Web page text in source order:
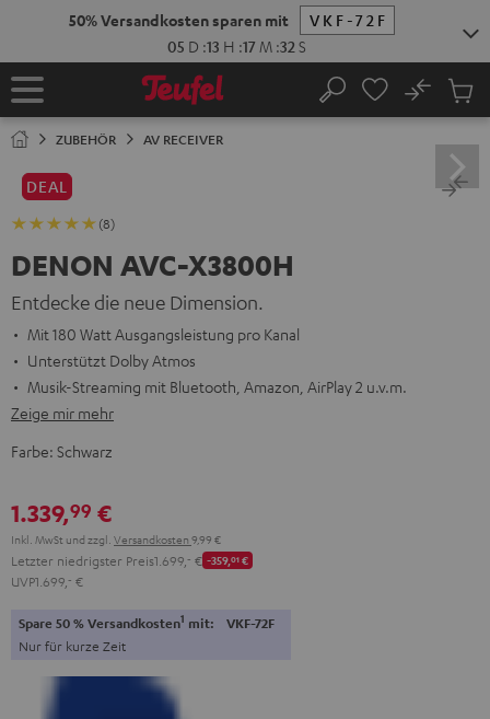
50% Versandkosten sparen mit
Startseite Suche
No
ZUBEHÖR AV RECEIVER
DEAL
(8)
DENON AVC-X3800H
Entdecke die neue Dimension.
Mit 180 Watt Ausgangsleistung pro Kanal
Unterstützt Dolby Atmos
Musik-Streaming mit Bluetooth, Amazon, AirPlay 2 u.v.m.
Zeige mir mehr
Farbe: Schwarz
1.339,99 €
Inkl. MwSt und zzgl. Versandkosten 9,99 €
Letzter niedrigster Preis1.699, ‐ € -359,01€
UVP1.699, ‐ €
Spare 50 % Versandkosten1 mit: VKF-72F
Nur für kurze Zeit